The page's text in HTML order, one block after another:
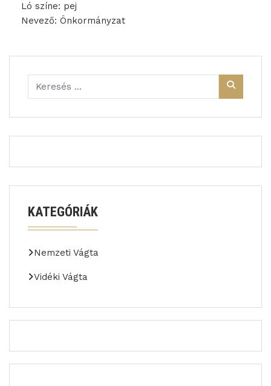
Ló színe: pej
Nevező: Önkormányzat
KATEGÓRIÁK
Nemzeti Vágta
Vidéki Vágta